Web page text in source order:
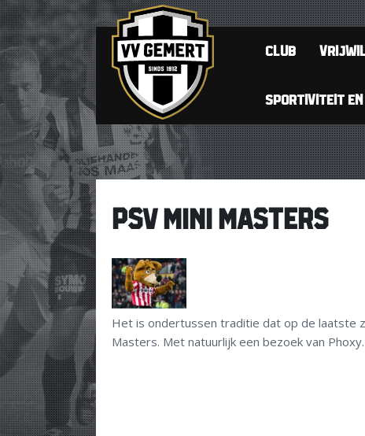
CLUB
SPORTIVITEIT
PSV MINI MASTERS
Het is ondertussen traditie dat op de laatste
Masters. Met natuurlijk een bezoek van Phoxy.